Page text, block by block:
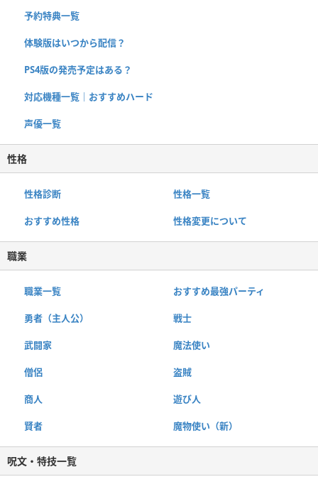
予約特典一覧
体験版はいつから配信？
PS4版の発売予定はある？
対応機種一覧｜おすすめハード
声優一覧
性格
性格診断 性格一覧
おすすめ性格 性格変更について
職業
職業一覧 おすすめ最強パーティ
勇者（主人公） 戦士
武闘家 魔法使い
僧侶 盗賊
商人 遊び人
賢者 魔物使い（新）
呪文・特技一覧